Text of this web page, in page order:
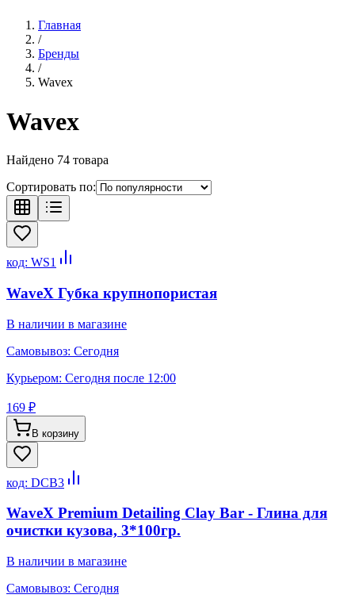
Главная
/
Бренды
/
Wavex
Wavex
Найдено 74 товара
Сортировать по:
код: WS1
WaveX Губка крупнопористая
В наличии в магазине
Самовывоз: Сегодня
Курьером: Сегодня после 12:00
169 ₽
В корзину
код: DCB3
WaveX Premium Detailing Clay Bar - Глина для
очистки кузова, 3*100гр.
В наличии в магазине
Самовывоз: Сегодня